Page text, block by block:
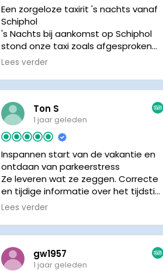
Een zorgeloze taxirit 's nachts vanaf
Schiphol
's Nachts bij aankomst op Schiphol
stond onze taxi zoals afgesproken
keurig te wachten. Dankzij de goede
chauffeur wisten we precies waar de
chauffeur, met een prachtige auto
was het een comfortabele rit. Graag
tot de volgende de keer.
Lees verder
Ton S
1 jaar geleden
Inspannen start van de vakantie en
ontdaan van parkeerstress
Ze leveren wat ze zeggen. Correcte
en tijdige informatie over het tijdstip
van ophalen. Voldeed ook nu weer
Lees verder
gw1957
1 jaar geleden